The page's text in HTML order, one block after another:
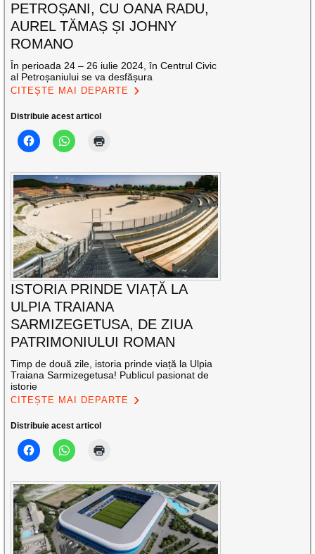
PETROȘANI, CU OANA RADU,
AUREL TĂMAȘ ȘI JOHNY
ROMANO
În perioada 24 – 26 iulie 2024, în Centrul Civic
al Petroșaniului se va desfășura
CITEȘTE MAI DEPARTE
Distribuie acest articol
ISTORIA PRINDE VIAȚĂ LA
ULPIA TRAIANA
SARMIZEGETUSA, DE ZIUA
PATRIMONIULUI ROMAN
Timp de două zile, istoria prinde viață la Ulpia
Traiana Sarmizegetusa! Publicul pasionat de
istorie
CITEȘTE MAI DEPARTE
Distribuie acest articol